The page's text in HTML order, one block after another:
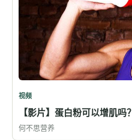
视频
【影片】蛋白粉可以增肌吗？
何不思营养